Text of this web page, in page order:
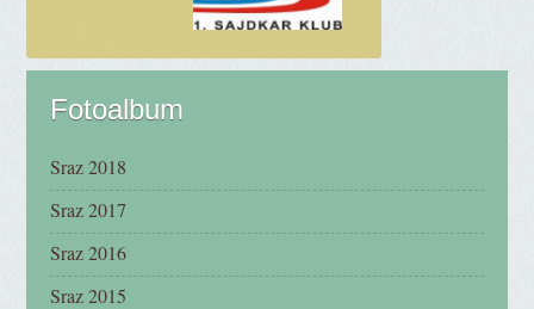
Fotoalbum
Sraz 2018
Sraz 2017
Sraz 2016
Sraz 2015